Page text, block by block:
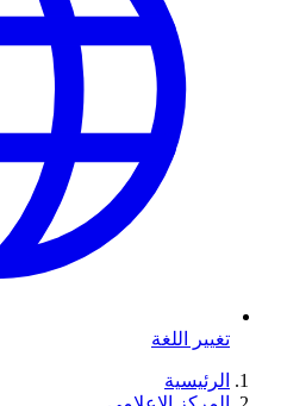
تغيير اللغة
الرئيسية